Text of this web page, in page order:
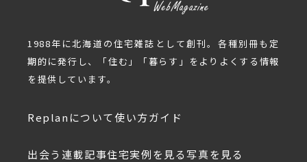
1988年に北海道の住宅雑誌として創刊。各種別冊も定
期的に発行し、「住む」「暮らす」をよりよくする情報
を提供しています。
Replanについて使い方ガイド
出会う 連載記事住宅実例を見る写真を見る